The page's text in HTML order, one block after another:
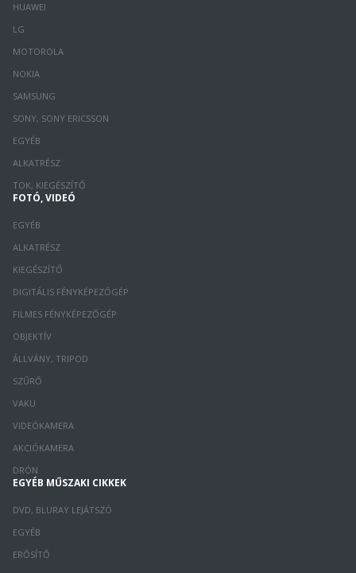
HUAWEI
LG
MOTOROLA
NOKIA
SAMSUNG
SONY, SONY ERICSSON
EGYÉB
ALKATRÉSZ
TOK, KIEGÉSZÍTŐ
FOTÓ, VIDEÓ
EGYÉB
ALKATRÉSZ
KIEGÉSZÍTŐ
DIGITÁLIS FÉNYKÉPEZŐGÉP
FILMES FÉNYKÉPEZŐGÉP
OBJEKTÍV
ÁLLVÁNY, TRIPOD
SZŰRŐ
VAKU
VIDEÓKAMERA
AKCIÓKAMERA
DRÓN
EGYÉB MŰSZAKI CIKKEK
DVD, BLURAY LEJÁTSZÓ
EGYÉB
ERŐSÍTŐ